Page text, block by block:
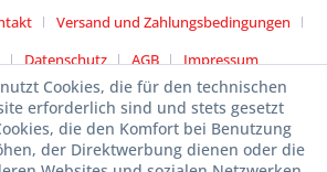
Versand und Zahlungsbedingungen
Datenschutz AGB Impressum
Cookies, die für den technischen
erforderlich sind und stets gesetzt
die den Komfort bei Benutzung
der Direktwerbung dienen oder die